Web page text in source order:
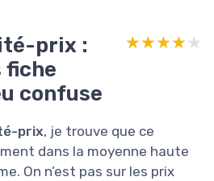
prix :
fiche
confuse
★★★★★
★★★★★
prix, je trouve que ce
dans la moyenne haute
On n’est pas sur les prix